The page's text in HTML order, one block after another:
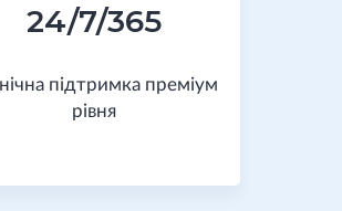
24/7/365
підтримка преміум
рівня